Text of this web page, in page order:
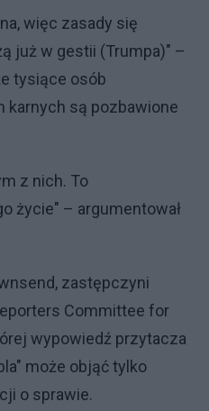
więc zasady się
już w gestii (Trumpa)" –
tysiące osób
karnych są pozbawione
z nich. To
życie" – argumentował
zastępczyni
Committee for
wypowiedź przytacza
może objąć tylko
o sprawie.